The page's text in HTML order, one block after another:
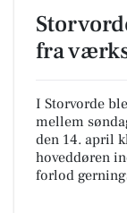
fra
I Storvorde
mellem
den 14. april
hoveddøren
forlod